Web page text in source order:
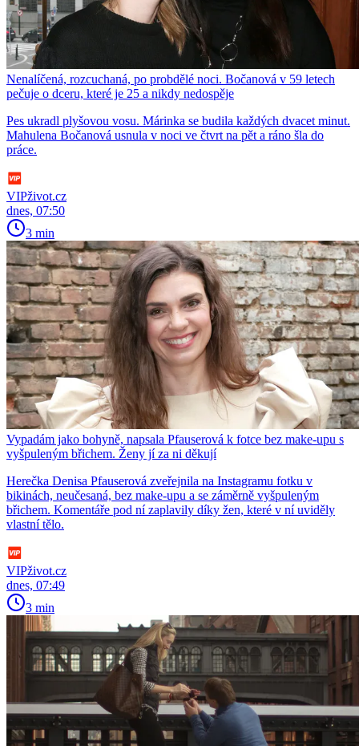
Nenalíčená, rozcuchaná, po probdělé noci. Bočanová v 59 letech
pečuje o dceru, které je 25 a nikdy nedospěje
Pes ukradl plyšovou vosu. Márinka se budila každých dvacet minut.
Mahulena Bočanová usnula v noci ve čtvrt na pět a ráno šla do
práce.
VIPživot.cz
dnes, 07:50
3 min
Vypadám jako bohyně, napsala Pfauserová k fotce bez make-upu s
vyšpuleným břichem. Ženy jí za ni děkují
Herečka Denisa Pfauserová zveřejnila na Instagramu fotku v
bikinách, neučesaná, bez make-upu a se záměrně vyšpuleným
břichem. Komentáře pod ní zaplavily díky žen, které v ní uviděly
vlastní tělo.
VIPživot.cz
dnes, 07:49
3 min